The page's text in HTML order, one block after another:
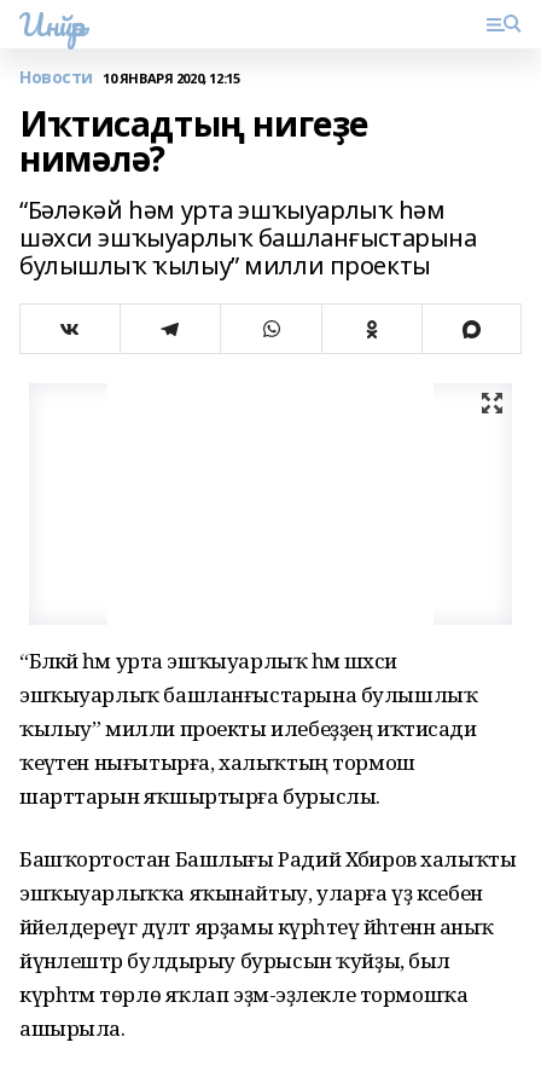
Инйәр
Новости 10 ЯНВАРЯ 2020, 12:15
Иҡтисадтың нигеҙе
нимәлә?
“Бәләкәй һәм урта эшҡыуарлыҡ һәм
шәхси эшҡыуарлыҡ башланғыстарына
булышлыҡ ҡылыу” милли проекты
“Бәләкәй һәм урта эшҡыуарлыҡ һәм шәхси
эшҡыуарлыҡ башланғыстарына булышлыҡ
ҡылыу” милли проекты илебеҙҙең иҡтисади
ҡеүәтен нығытырға, халыҡтың тормош
шарттарын яҡшыртырға бурыслы.
Башҡортостан Башлығы Радий Хәбиров халыҡты
эшҡыуарлыҡҡа яҡынайтыу, уларға үҙ кәсебен
йәйелдереүгә дәүләт ярҙамы күрһәтеү йәһәтенән аныҡ
йүнәлештәр булдырыу бурысын ҡуйҙы, был
күрһәтмә төрлө яҡлап эҙмә-эҙлекле тормошҡа
ашырыла.